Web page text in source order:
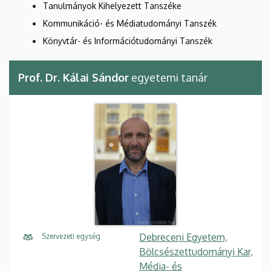
Tanulmányok Kihelyezett Tanszéke
Kommunikáció- és Médiatudományi Tanszék
Könyvtár- és Információtudományi Tanszék
Prof. Dr. Kálai Sándor egyetemi tanár
Szervezeti egység
Debreceni Egyetem,
Bölcsészettudományi Kar,
Média- és